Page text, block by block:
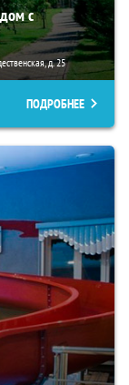
с
д. 25
ПОДРОБНЕЕ